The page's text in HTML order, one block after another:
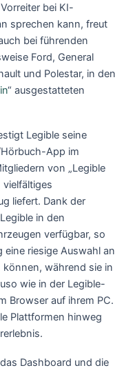
bei KI-
sprechen kann, freut
bei führenden
Ford, General
und Polestar, in den
“ ausgestatteten
Legible seine
App im
von „Legible
vielfältiges
liefert. Dank der
in den
verfügbar, so
riesige Auswahl an
während sie in
wie in der Legible-
Browser auf ihrem PC.
Plattformen hinweg
Dashboard und die